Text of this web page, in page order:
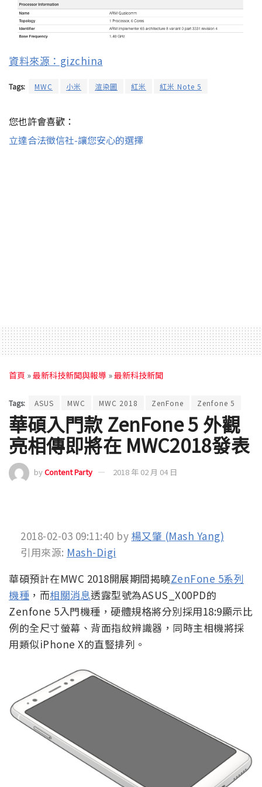
資料來源：gizchina
Tags: MWC 小米 渲染圖 紅米 紅米 Note 5
您也許會喜歡：
立達合法徵信社-讓您安心的選擇
首頁 »最新科技新聞與報導 »最新科技新聞
Tags: ASUS MWC MWC 2018 ZenFone Zenfone 5
華碩入門款 ZenFone 5 外觀
亮相傳即將在 MWC2018發表
byContent Party 2018 年 02 月 04 日
2018-02-03 09:11:40 by 楊又肇 (Mash Yang)
引用來源: Mash-Digi
華碩預計在MWC 2018開展期間揭曉ZenFone 5系列
機種 ，而相關消息透露型號為ASUS_X00PD的
Zenfone 5入門機種，硬體規格將分別採用18:9顯示比
例的全尺寸螢幕、背面指紋辨識器，同時主相機將採
用類似iPhone X的直豎排列。